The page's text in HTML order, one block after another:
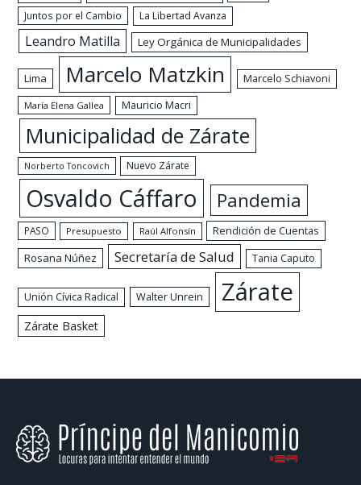
Juntos por el Cambio
La Libertad Avanza
Leandro Matilla Ley Orgánica de Municipalidades
Lima Marcelo Matzkin Marcelo Schiavoni
María Elena Gallea Mauricio Macri
Municipalidad de Zárate
Norberto Toncovich Nuevo Zárate
Osvaldo Cáffaro Pandemia
PASO Presupuesto Raúl Alfonsín
Rendición de Cuentas
Rosana Núñez
Secretaría de Salud Tania Caputo
Unión Cívica Radical Walter Unrein Zárate
Zárate Basket